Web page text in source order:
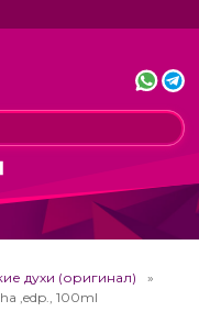
духи (оригинал)
,edp., 100ml